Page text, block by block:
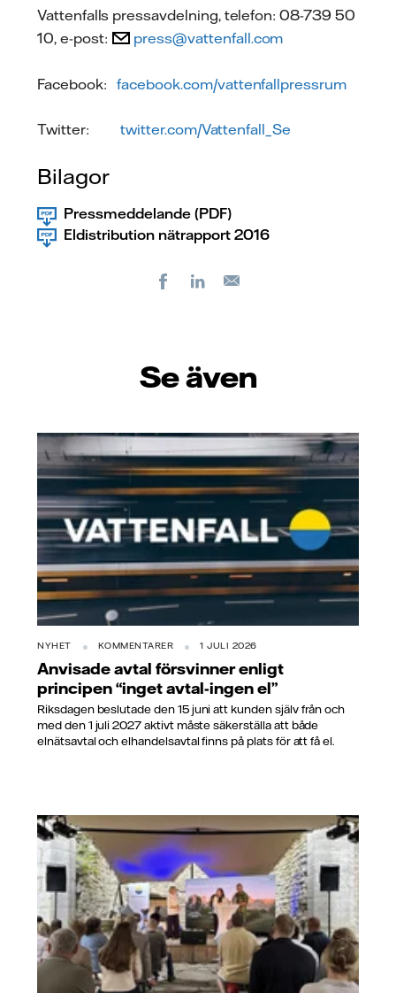
Vattenfalls pressavdelning, telefon: 08-739 50
10, e-post:
press@vattenfall.com
Facebook:facebook.com/vattenfallpressrum
Twitter:twitter.com/Vattenfall_Se
Bilagor
Pressmeddelande (PDF)
Eldistribution nätrapport 2016
FacebookLinkedIn
Se även
NYHET KOMMENTARER 1 JULI 2026
Anvisade avtal försvinner enligt
principen “inget avtal-ingen el”
Riksdagen beslutade den 15 juni att kunden själv från och
med den 1 juli 2027 aktivt måste säkerställa att både
elnätsavtal och elhandelsavtal finns på plats för att få el.